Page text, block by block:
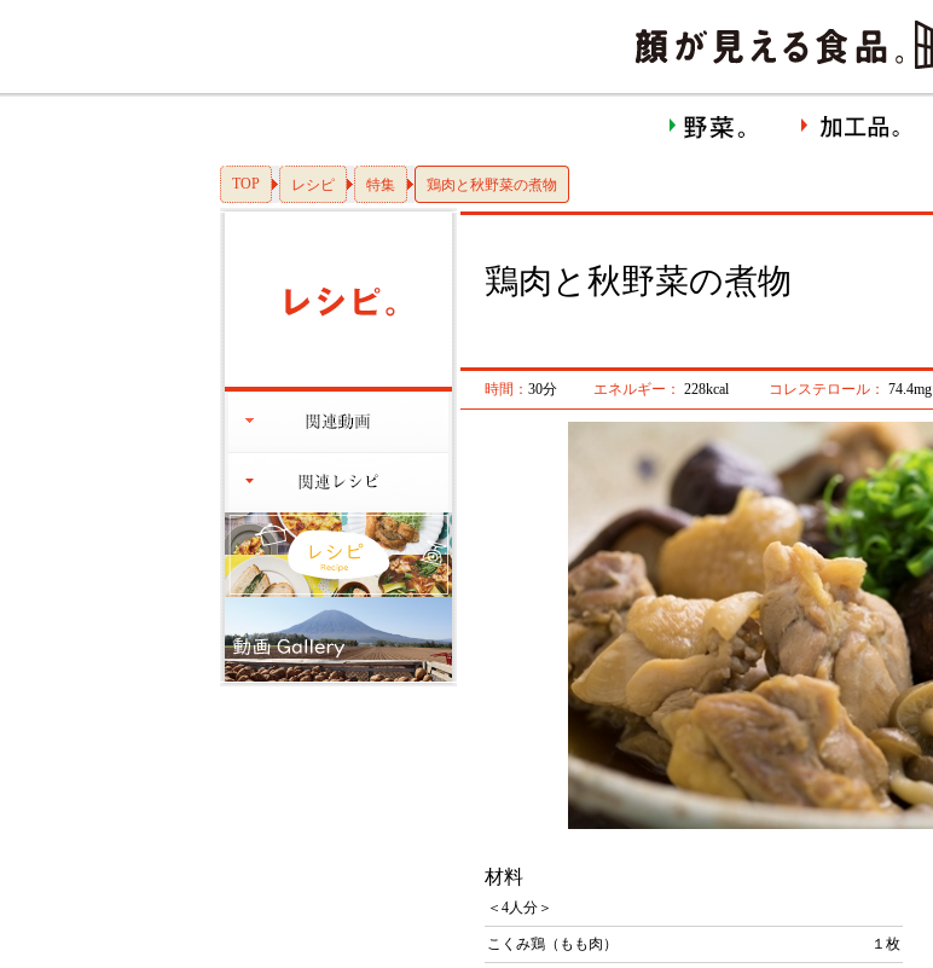
TOP レシピ 特集 鶏肉と秋野菜の煮物
鶏肉と秋野菜の煮物
時間： 30分 エネルギー： 228kcal コレステロール： 74.4mg
材料
＜4人分＞
こくみ鶏（もも肉） １枚